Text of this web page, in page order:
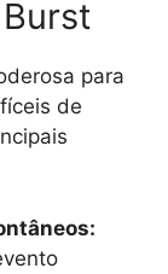
para
de